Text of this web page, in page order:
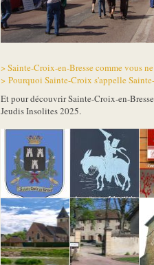
> Sainte-Croix-en-Bresse comme vous
> Pourquoi Sainte-Croix s'appelle
Et pour découvrir Sainte-Croix-en-
Jeudis Insolites 2025.